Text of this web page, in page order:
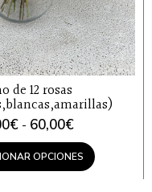
de 12 rosas
€ - 60,00€Rango
de
precios:
desde
OPCIONES